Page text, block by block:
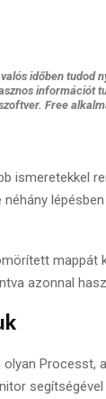
időben
információt
Free
ismeretekkel
néhány
mappát
azonnal